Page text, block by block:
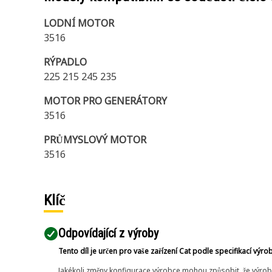
LODNÍ MOTOR
3516
RÝPADLO
225 215 245 235
MOTOR PRO GENERÁTORY
3516
PRŮMYSLOVÝ MOTOR
3516
Klíč
Odpovídající z výroby
Tento díl je určen pro vaše zařízení Cat podle specifikací